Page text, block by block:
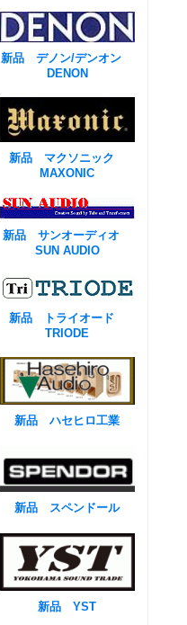
新品 デノン/デンオン
DENON
新品 マクソニック
MAXONIC
新品 サンオーディオ
SUN AUDIO
新品 トライオード
TRIODE
新品 ハセヒロ工業
新品 スペンドール
新品 YST